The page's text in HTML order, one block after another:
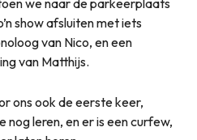
we naar de parkeerplaats
show afsluiten met iets
van Nico, en een
van Matthijs.
ons ook de eerste keer,
nog leren, en er is een curfew,